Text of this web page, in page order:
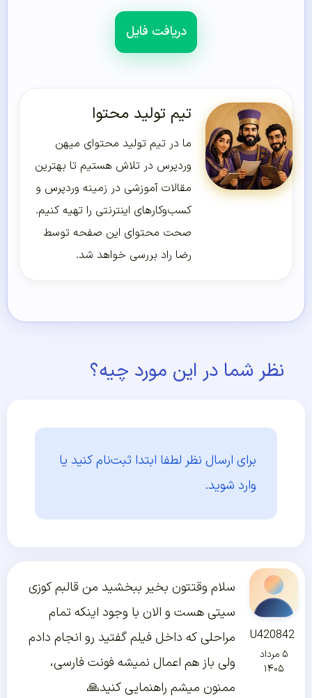
دریافت فایل
تیم تولید محتوا
ما در تیم تولید محتوای میهن
وردپرس در تلاش هستیم تا بهترین
مقالات آموزشی در زمینه وردپرس و
کسب‌و‌کارهای اینترنتی را تهیه کنیم.
صحت محتوای این صفحه توسط
رضا راد بررسی خواهد شد.
نظر شما در این مورد چیه؟
برای ارسال نظر لطفا ابتدا ثبت‌نام کنید یا
وارد شوید.
U420842
۵ مرداد
۱۴۰۵
سلام وقتتون بخیر ببخشید من قالبم کوزی
سیتی هست و الان با وجود اینکه تمام
مراحلی که داخل فیلم گفتید رو انجام دادم
ولی باز هم اعمال نمیشه فونت فارسی،
ممنون میشم راهنمایی کنید🙏